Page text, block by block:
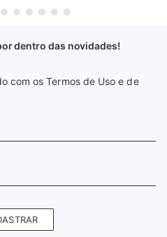
dentro das novidades!
com os Termos de Uso e de